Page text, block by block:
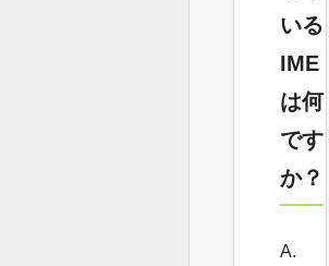
いる
IME
は何
です
か？
A.